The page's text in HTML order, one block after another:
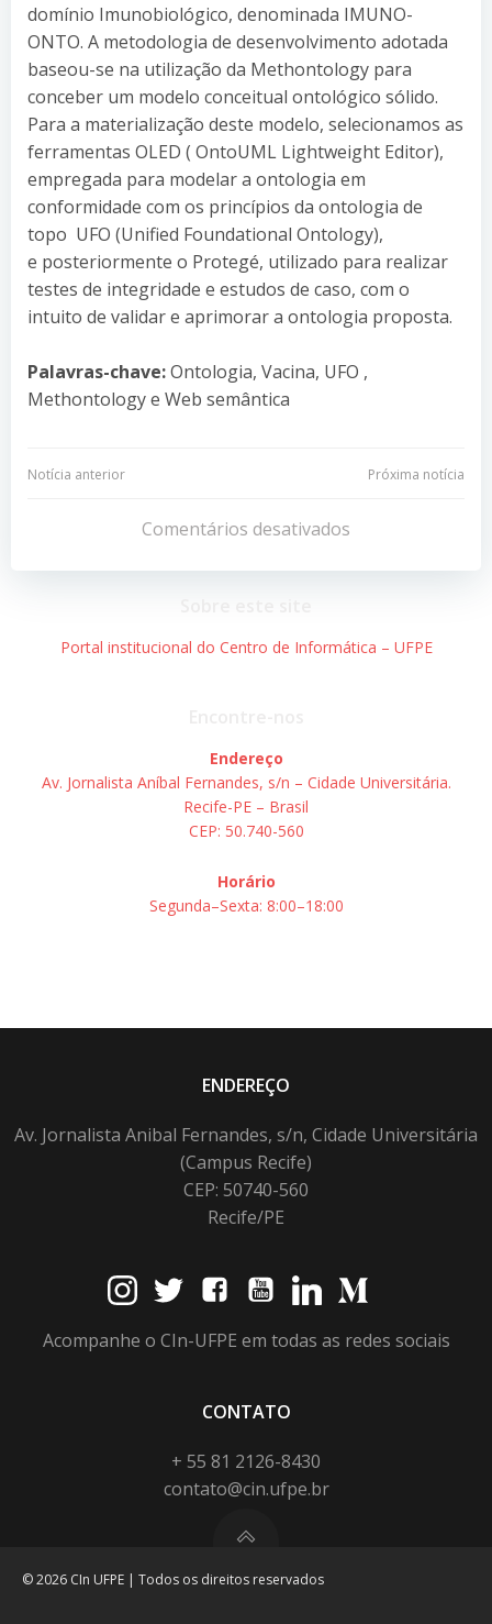
domínio Imunobiológico, denominada IMUNO-
ONTO. A metodologia de desenvolvimento adotada
baseou-se na utilização da Methontology para
conceber um modelo conceitual ontológico sólido.
Para a materialização deste modelo, selecionamos as
ferramentas OLED ( OntoUML Lightweight Editor),
empregada para modelar a ontologia em
conformidade com os princípios da ontologia de
topo UFO (Unified Foundational Ontology),
e posteriormente o Protegé, utilizado para realizar
testes de integridade e estudos de caso, com o
intuito de validar e aprimorar a ontologia proposta.
Palavras-chave:Ontologia, Vacina, UFO ,
Methontology e Web semântica
Navegação
Post
Notícia anterior
Navegação
de
Post
Próxima notícia
Comentários desativados
Portal institucional do Centro de Informática – UFPE
Endereço
Av. Jornalista Aníbal Fernandes, s/n – Cidade Universitária.
Recife-PE – Brasil
CEP: 50.740-560
Horário
Segunda–Sexta: 8:00–18:00
ENDEREÇO
Av. Jornalista Anibal Fernandes, s/n, Cidade Universitária
(Campus Recife)
CEP: 50740-560
Recife/PE
Acompanhe o CIn-UFPE em todas as redes sociais
CONTATO
+ 55 81 2126-8430
contato@cin.ufpe.br
© 2026 CIn UFPE | Todos os direitos reservados